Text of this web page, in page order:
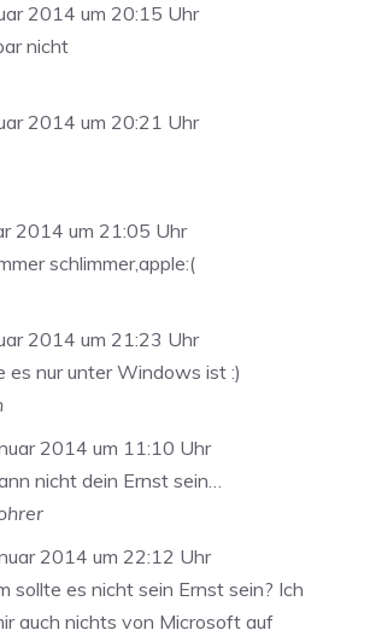
2014 um 20:15 Uhr
nicht
2014 um 20:21 Uhr
2014 um 21:05 Uhr
schlimmer,apple:(
2014 um 21:23 Uhr
es nur unter Windows ist :)
2014 um 11:10 Uhr
nicht dein Ernst sein…
2014 um 22:12 Uhr
sollte es nicht sein Ernst sein? Ich
auch nichts von Microsoft auf